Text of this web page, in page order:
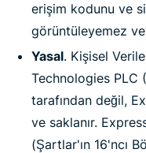
erişim kodunu ve
görüntüleyemez
Yasal. Kişisel
Technologies PLC
tarafından değil,
ve saklanır.
(Şartlar'ın 16'ncı